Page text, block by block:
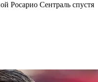
Росарио Сентраль спустя